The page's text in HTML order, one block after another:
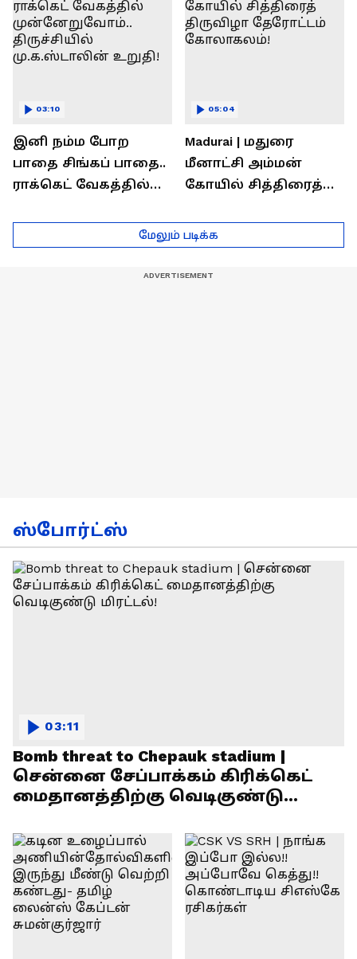
இனி நம்ம போற
பாதை சிங்கப் பாதை..
ராக்கெட் வேகத்தில்
திருச்சியில்
மு.க.ஸ்டாலின் உறுதி!
03:10
Madurai | மதுரை
மீனாட்சி அம்மன்
கோயில் சித்திரைத்
கோலாகலம்!
05:04
மேலும் படிக்க
ஸ்போர்ட்ஸ்
Bomb threat to Chepauk stadium |
சென்னை சேப்பாக்கம் கிரிக்கெட்
மைதானத்திற்கு வெடிகுண்டு
03:11